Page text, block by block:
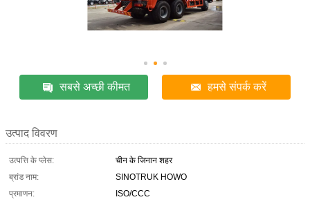
सबसे अच्छी कीमत हमसे संपर्क करें
उत्पाद विवरण
उत्पत्ति के प्लेस:
चीन के जिनान शहर
ब्रांड नाम:
SINOTRUK HOWO
प्रमाणन:
ISO/CCC